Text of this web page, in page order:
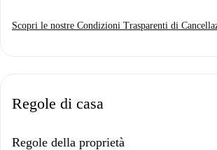
Scopri le nostre Condizioni Trasparenti di
Regole di casa
Regole della proprietà